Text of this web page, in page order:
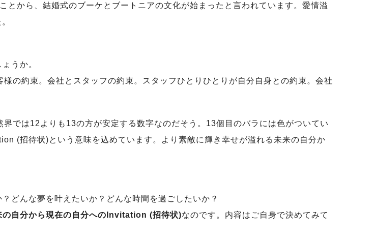
から、結婚式のブーケとブートニアの文化が始まったと言われています。愛情溢
うか。
の約束。会社とスタッフの約束。スタッフひとりひとりが自分自身との約束。会社
では12よりも13の方が安定する数字なのだそう。13個目のバラには色がついてい
(招待状)という意味を込めています。より素敵に輝き幸せが溢れる未来の自分か
どんな夢を叶えたいか？どんな時間を過ごしたいか？
の自分から現在の自分へのInvitation (招待状)なのです。内容はご自身で決めてみて